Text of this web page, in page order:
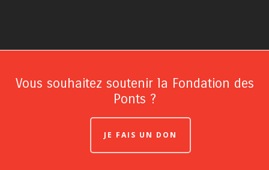
Vous souhaitez soutenir la Fondation des
Ponts ?
JE FAIS UN DON